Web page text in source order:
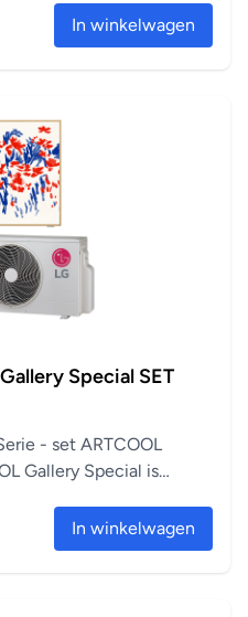
In winkelwagen
Special SET
- set ARTCOOL
Gallery Special is
In winkelwagen